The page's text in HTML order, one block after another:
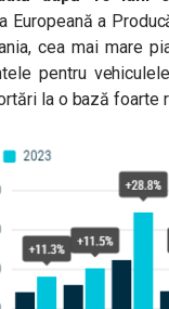
Europeană a
cea mai mare
pentru
la o bază foarte